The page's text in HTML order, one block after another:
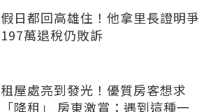
假日都回高雄住！他拿里長證明爭
197萬退稅仍敗訴
租屋處亮到發光！優質房客想求
「降租」 房東激賞：遇到這種一